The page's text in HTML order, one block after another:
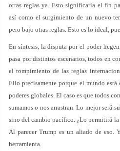
otras reglas ya. Esto significaría el fin
así como el surgimiento de un nuevo
pero bajo otras reglas. Esto es lo ideal,
En síntesis, la disputa por el poder
pasa por distintos escenarios, todos en
el rompimiento de las reglas
Ello precisamente porque el mundo
poderes globales. El caso es que todos
sumamos o nos arrastran. Lo mejor será
sino del cambio pacífico. ¿Lo permitirá la
Al parecer Trump es un aliado de eso.
herramienta.